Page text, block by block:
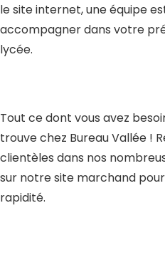
le site internet, une équipe
accompagner dans votre
lycée.
Tout ce dont vous avez
trouve chez Bureau Vallée !
clientèles dans nos
sur notre site marchand
rapidité.